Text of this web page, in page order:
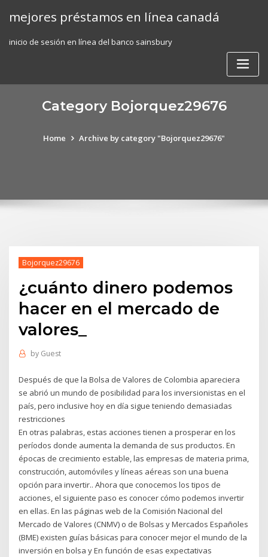
mejores préstamos en línea canadá
inicio de sesión en línea del banco sainsbury
Category Bojorquez29676
Home Archive by category "Bojorquez29676"
Bojorquez29676
¿cuánto dinero podemos
hacer en el mercado de
valores_
by Guest
Después de que la Bolsa de Valores de Colombia apareciera
se abrió un mundo de posibilidad para los inversionistas en el
país, pero inclusive hoy en día sigue teniendo demasiadas
restricciones
En otras palabras, estas acciones tienen a prosperar en los
períodos donde aumenta la demanda de sus productos. En
épocas de crecimiento estable, las empresas de materia prima,
construcción, automóviles y líneas aéreas son una buena
opción para invertir.. Ahora que conocemos los tipos de
acciones, el siguiente paso es conocer cómo podemos invertir
en ellas. En las páginas web de la Comisión Nacional del
Mercado de Valores (CNMV) o de Bolsas y Mercados Españoles
(BME) existen guías básicas para conocer mejor el mundo de la
inversión en bolsa y En función de esas expectativas